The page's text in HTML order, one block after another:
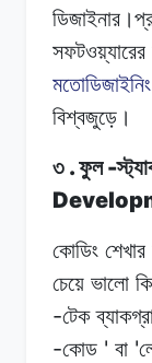
সফটওয়্যারের
মতোডিজাইনিং
বিশ্বজুড়ে।
৩ .ফুল-
কোডিং শেখার
চেয়ে ভালো
-টেক
-কোড ' বা '